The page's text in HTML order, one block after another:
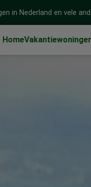
in Nederland en vele
Home